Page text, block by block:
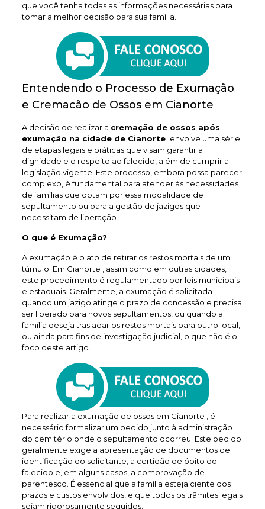
que você tenha todas as informações necessárias para
tomar a melhor decisão para sua família.
Entendendo o Processo de Exumação
e Cremacão de Ossos em Cianorte
A decisão de realizar a cremação de ossos após
exumação na cidade de Cianorte envolve uma série
de etapas legais e práticas que visam garantir a
dignidade e o respeito ao falecido, além de cumprir a
legislação vigente. Este processo, embora possa parecer
complexo, é fundamental para atender às necessidades
de famílias que optam por essa modalidade de
sepultamento ou para a gestão de jazigos que
necessitam de liberação.
O que é Exumação?
A exumação é o ato de retirar os restos mortais de um
túmulo. Em Cianorte , assim como em outras cidades,
este procedimento é regulamentado por leis municipais
e estaduais. Geralmente, a exumação é solicitada
quando um jazigo atinge o prazo de concessão e precisa
ser liberado para novos sepultamentos, ou quando a
família deseja trasladar os restos mortais para outro local,
ou ainda para fins de investigação judicial, o que não é o
foco deste artigo.
Para realizar a exumação de ossos em Cianorte , é
necessário formalizar um pedido junto à administração
do cemitério onde o sepultamento ocorreu. Este pedido
geralmente exige a apresentação de documentos de
identificação do solicitante, a certidão de óbito do
falecido e, em alguns casos, a comprovação de
parentesco. É essencial que a família esteja ciente dos
prazos e custos envolvidos, e que todos os trâmites legais
sejam rigorosamente seguidos.